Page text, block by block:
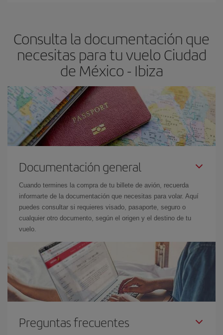
avión más baratos te saldrán. Además, si buscas los vuelos con
las fechas y los horarios del viaje un poco abiertos, podráselegir
el precio más barato.
Consulta la documentación que
necesitas para tu vuelo Ciudad
de México - Ibiza
Documentación general
Cuando termines la compra de tu billete de avión, recuerda
informarte de la documentación que necesitas para volar. Aquí
puedes consultar si requieres visado, pasaporte, seguro o
cualquier otro documento, según el origen y el destino de tu
vuelo.
Preguntas frecuentes